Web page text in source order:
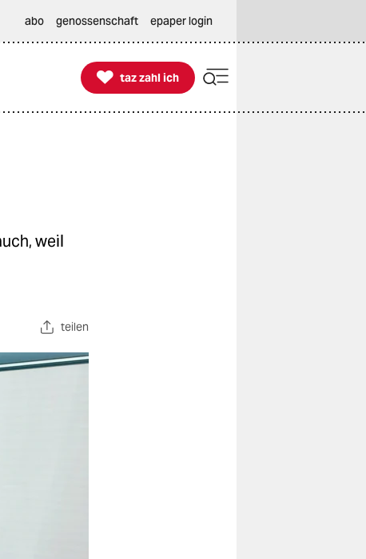
abo genossenschaft epaper login

taz zahl ich
taz zahl ich
weil
teilen